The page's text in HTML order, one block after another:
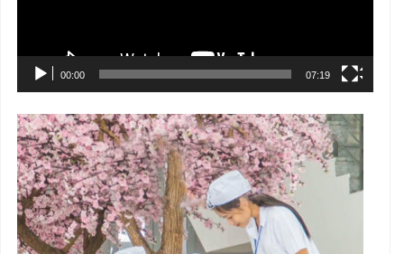
00:00 07:19